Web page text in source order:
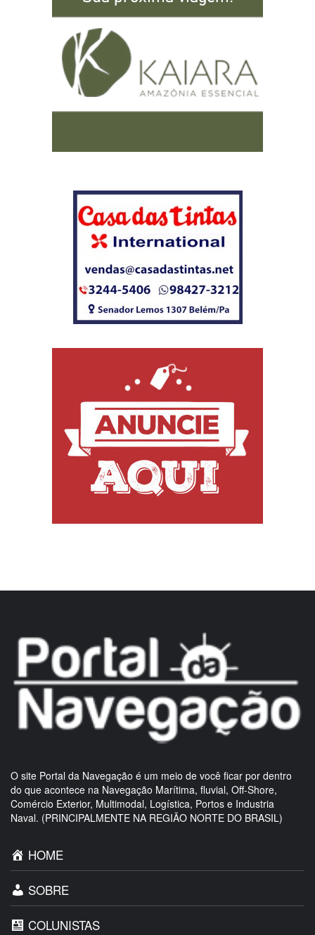
O site Portal da Navegação é um meio de você ficar por dentro
do que acontece na Navegação Marítima, fluvial, Off-Shore,
Comércio Exterior, Multimodal, Logística, Portos e Industria
Naval. (PRINCIPALMENTE NA REGIÃO NORTE DO BRASIL)
HOME
SOBRE
COLUNISTAS